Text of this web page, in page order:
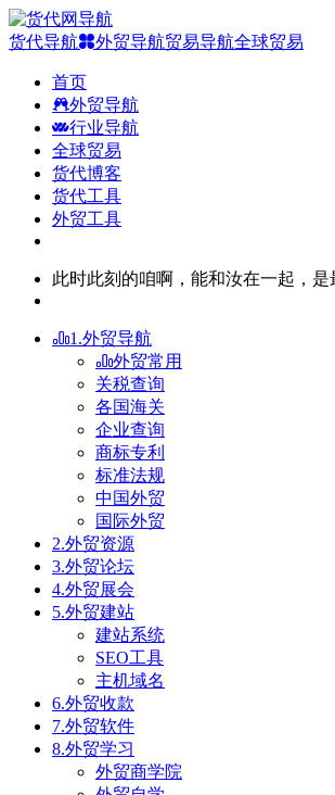
货代导航 外贸导航贸易导航全球贸易
首页
外贸导航
行业导航
全球贸易
货代博客
货代工具
外贸工具
此时此刻的咱啊，能和汝在一起，是
1.外贸导航
外贸常用
关税查询
各国海关
企业查询
商标专利
标准法规
中国外贸
国际外贸
2.外贸资源
3.外贸论坛
4.外贸展会
5.外贸建站
建站系统
SEO工具
主机域名
6.外贸收款
7.外贸软件
8.外贸学习
外贸商学院